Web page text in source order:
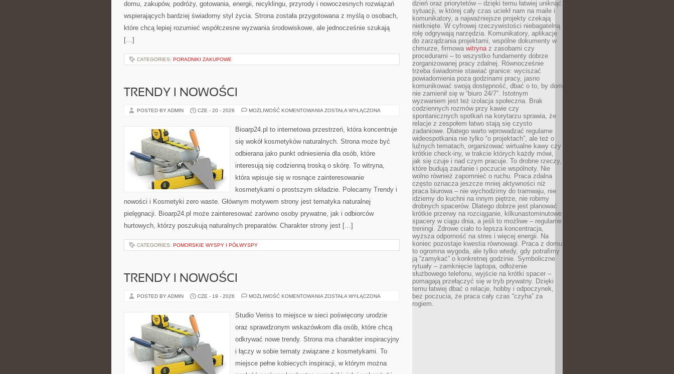
domu, zakupów, podróży, gotowania, energii, recyklingu, przyrody i nowoczesnych rozwiązań
wspierających bardziej świadomy styl życia. Strona została przygotowana z myślą o osobach,
które chcą lepiej rozumieć współczesne wyzwania środowiskowe, ale jednocześnie szukają
[…]
CATEGORIES: PORADNIKI ZAKUPOWE
TRENDY I NOWOŚCI
POSTED BY ADMIN CZE - 20 - 2026 MOŻLIWOŚĆ KOMENTOWANIA TRENDY
ZOSTAŁA WYŁĄCZONA
Bioarp24.pl to internetowa przestrzeń, która koncentruje
się wokół kosmetyków naturalnych. Strona może być
odbierana jako punkt odniesienia dla osób, które
interesują się codzienną troską o skórę. To witryna,
która wpisuje się w rosnące zainteresowanie
kosmetykami o prostszym składzie. Polecamy Trendy i
nowości i Kosmetyki zero waste. Głównym motywem strony jest tematyka naturalnej
pielęgnacji. Bioarp24.pl może zainteresować zarówno osoby prywatne, jak i odbiorców
hurtowych, którzy poszukują naturalnych preparatów. Charakter strony jest […]
CATEGORIES: POMORSKIE WYSPY I PÓŁWYSPY
TRENDY I NOWOŚCI
POSTED BY ADMIN CZE - 19 - 2026 MOŻLIWOŚĆ KOMENTOWANIA TRENDY
ZOSTAŁA WYŁĄCZONA
Studio Veriss to miejsce w sieci poświęcony urodzie
oraz sprawdzonym wskazówkom dla osób, które chcą
odkrywać nowe trendy. Strona ma charakter inspiracyjny
i łączy w sobie tematy związane z kosmetykami. To
miejsce pełne kobiecych inspiracji, w którym można
dzień oraz priorytetów – dzięki temu łatwiej uniknąć
sytuacji, w której cały czas uciekł nam na maile i
komunikatory, a najważniejsze projekty czekają
nietknięte. W cyfrowej rzeczywistości niebagatelną
rolę odgrywają narzędzia. Komunikatory, aplikacje
do zarządzania projektami, wspólne dokumenty w
chmurze, firmowa witrynaz zasobami czy
procedurami – to wszystko fundamenty dobrze
zorganizowanej pracy zdalnej. Równocześnie
trzeba świadomie stawiać granice: wyciszać
powiadomienia poza godzinami pracy, jasno
komunikować swoją dostępność, dbać o to, by dom
nie zamienił się w “biuro 24/7”. Istotnym
wyzwaniem jest też izolacja społeczna. Brak
codziennych rozmów przy kawie czy
spontanicznych spotkań na korytarzu sprawia, że
relacje z zespołem łatwo stają się czysto
zadaniowe. Dlatego warto wprowadzać regularne
wideospotkania nie tylko “o projektach”, ale też o
luźnych tematach, organizować wirtualne kawy czy
krótkie check-iny, w trakcie których każdy mówi,
jak się czuje i nad czym pracuje. To drobne rzeczy,
które budują zaufanie i poczucie wspólnoty. Nie
wolno również zapomnieć o ruchu. Praca zdalna
często oznacza jeszcze mniej aktywności niż
praca biurowa – nie wychodzimy do tramwaju, nie
idziemy do kuchni na innym piętrze, nie robimy
drobnych spacerów. Dlatego dobrze jest planować
krótkie przerwy na rozciąganie, kilkunastominutowe
spacery w ciągu dnia, a jeśli to możliwe – regularne
treningi. Zdrowe ciało to lepsza koncentracja,
wyższa odporność na stres i więcej energii. Na
koniec pozostaje kwestia równowagi. Praca z domu
to ogromna wygoda, ale tylko wtedy, gdy potrafimy
ją “zamykać” o konkretnej godzinie. Symboliczne
rytuały – zamknięcie laptopa, odłożenie
służbowego telefonu, wyjście na krótki spacer –
pomagają przełączyć się w tryb prywatny. Dzięki
temu łatwiej dbać o relacje, hobby i odpoczynek,
bez poczucia, że praca cały czas “czyha” za
rogiem.